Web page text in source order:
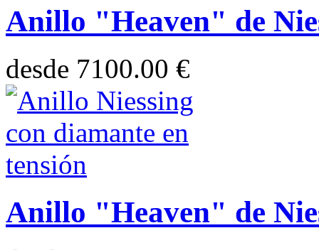
Anillo "Heaven" de
desde 7100.00 €
Anillo "Heaven" de